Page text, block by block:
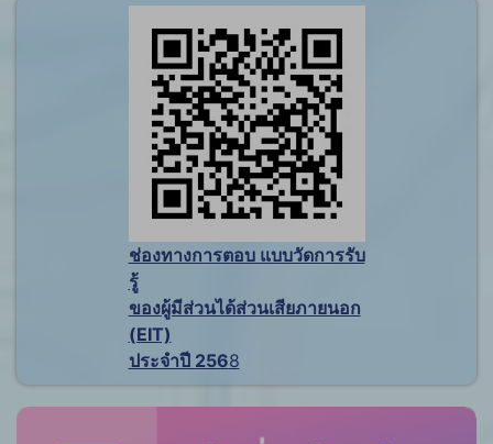
ช่องทางการตอบ แบบวัดการรับ
รู้
ของผู้มีส่วนได้ส่วนเสียภายนอก
(EIT)
ประจำปี 2568